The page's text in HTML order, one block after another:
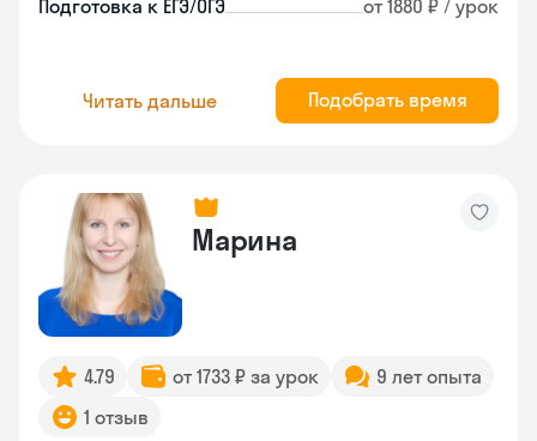
Подготовка к ЕГЭ/ОГЭ от 1880 ₽ / урок
Читать дальше Подобрать время
Марина
4.79 от 1733 ₽ за урок
9 лет опыта
1 отзыв